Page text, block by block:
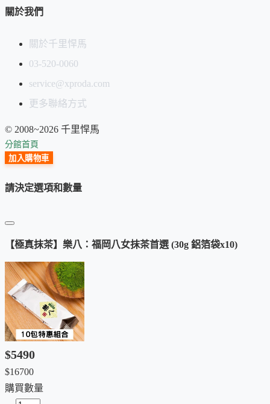
深入了解：三大推薦理由
抹茶等級：
⛺三層覆下園遮光栽培：
遮光率 (產生更多葉綠素和 L-茶氨酸)。
💨160度C、15秒快速蒸青：快速才能保留更多的葉綠素
♨ 180度C 熱風乾燥：
✂切斷＆迴篩統整：
🍃風力選別機去蕪存菁：
脈區分出來。
🔥
🍀
茶。
關於我們
關於千里悍馬
03-520-0060
service@xproda.com
更多聯絡方式
© 2008~2026 千里悍馬
分館首頁
加入購物車
請決定選項和數量
【極真抹茶】樂八：福岡八女抹茶首選 (30g 鋁箔袋x10)
$5490
$16700
購買數量